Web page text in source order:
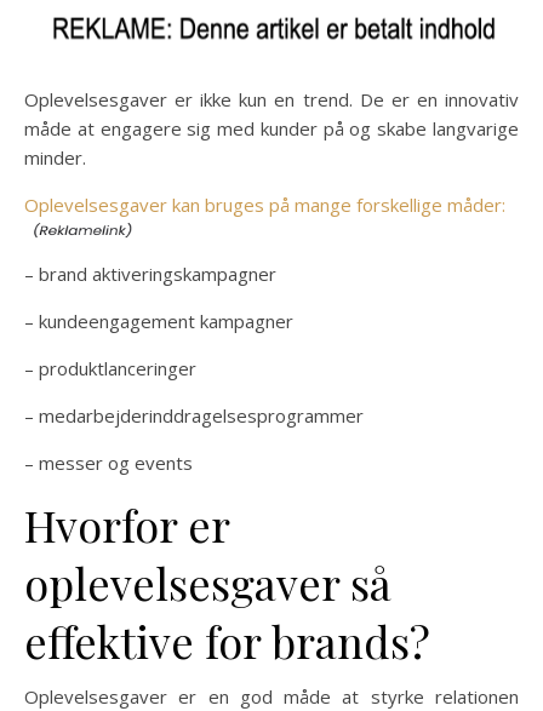
Oplevelsesgaver er ikke kun en trend. De er en innovativ
måde at engagere sig med kunder på og skabe langvarige
minder.
Oplevelsesgaver kan bruges på mange forskellige måder:
– brand aktiveringskampagner
– kundeengagement kampagner
– produktlanceringer
– medarbejderinddragelsesprogrammer
– messer og events
Hvorfor er
oplevelsesgaver så
effektive for brands?
Oplevelsesgaver er en god måde at styrke relationen